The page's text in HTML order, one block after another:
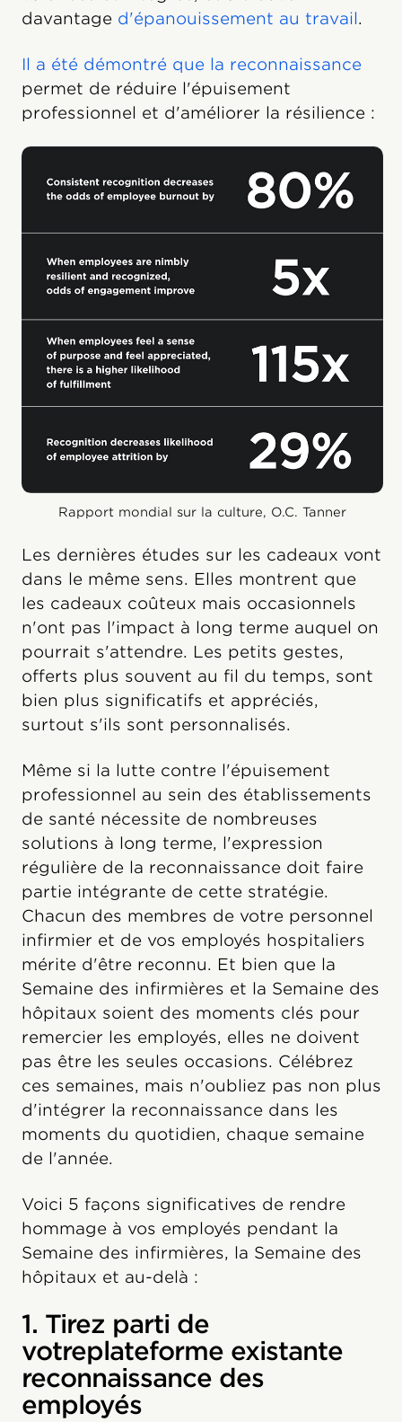
davantage d'épanouissement au travail.
Il a été démontré que la reconnaissance
permet de réduire l'épuisement
professionnel et d'améliorer la résilience :
Rapport mondial sur la culture, O.C. Tanner
Les dernières études sur les cadeaux vont
dans le même sens. Elles montrent que
les cadeaux coûteux mais occasionnels
n'ont pas l'impact à long terme auquel on
pourrait s'attendre. Les petits gestes,
offerts plus souvent au fil du temps, sont
bien plus significatifs et appréciés,
surtout s'ils sont personnalisés.
Même si la lutte contre l'épuisement
professionnel au sein des établissements
de santé nécessite de nombreuses
solutions à long terme, l'expression
régulière de la reconnaissance doit faire
partie intégrante de cette stratégie.
Chacun des membres de votre personnel
infirmier et de vos employés hospitaliers
mérite d'être reconnu. Et bien que la
Semaine des infirmières et la Semaine des
hôpitaux soient des moments clés pour
remercier les employés, elles ne doivent
pas être les seules occasions. Célébrez
ces semaines, mais n'oubliez pas non plus
d'intégrer la reconnaissance dans les
moments du quotidien, chaque semaine
de l'année.
Voici 5 façons significatives de rendre
hommage à vos employés pendant la
Semaine des infirmières, la Semaine des
hôpitaux et au-delà :
1. Tirez parti de
votreplateforme existante
reconnaissance des
employés